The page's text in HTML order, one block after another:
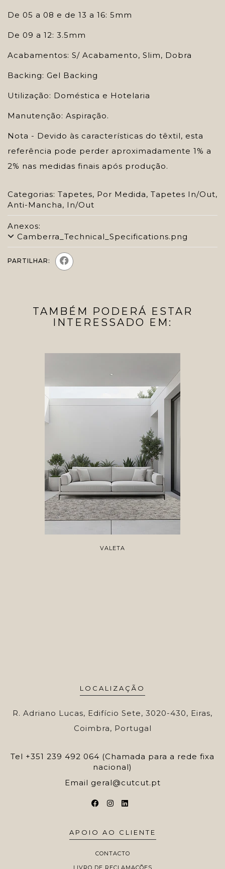
De 05 a 08 e de 13 a 16: 5mm
De 09 a 12: 3.5mm
Acabamentos: S/ Acabamento, Slim, Dobra
Backing: Gel Backing
Utilização: Doméstica e Hotelaria
Manutenção: Aspiração.
Nota - Devido às características do têxtil, esta
referência pode perder aproximadamente 1% a
2% nas medidas finais após produção.
Categorias: Tapetes, Por Medida, Tapetes In/Out,
Anti-Mancha, In/Out
Anexos:
Camberra_Technical_Specifications.png
PARTILHAR:
TAMBÉM PODERÁ ESTAR
INTERESSADO EM:
VALETA
LOCALIZAÇÃO
R. Adriano Lucas, Edifício Sete, 3020-430, Eiras,
Coimbra, Portugal
Tel +351 239 492 064 (Chamada para a rede fixa
nacional)
Email geral@cutcut.pt
APOIO AO CLIENTE
CONTACTO
LIVRO DE RECLAMAÇÕES